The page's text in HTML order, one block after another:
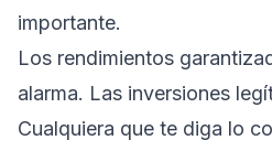
importante.
Los rendimientos
alarma. Las inversiones
Cualquiera que te diga lo